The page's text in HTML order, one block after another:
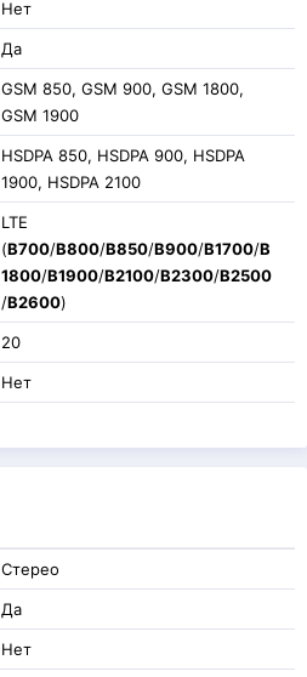
Нет
Да
GSM 850, GSM 900, GSM 1800,
GSM 1900
HSDPA 850, HSDPA 900, HSDPA
1900, HSDPA 2100
LTE
(B700/B800/B850/B900/B1700/B
1800/B1900/B2100/B2300/B2500
/B2600)
20
Нет
Стерео
Да
Нет